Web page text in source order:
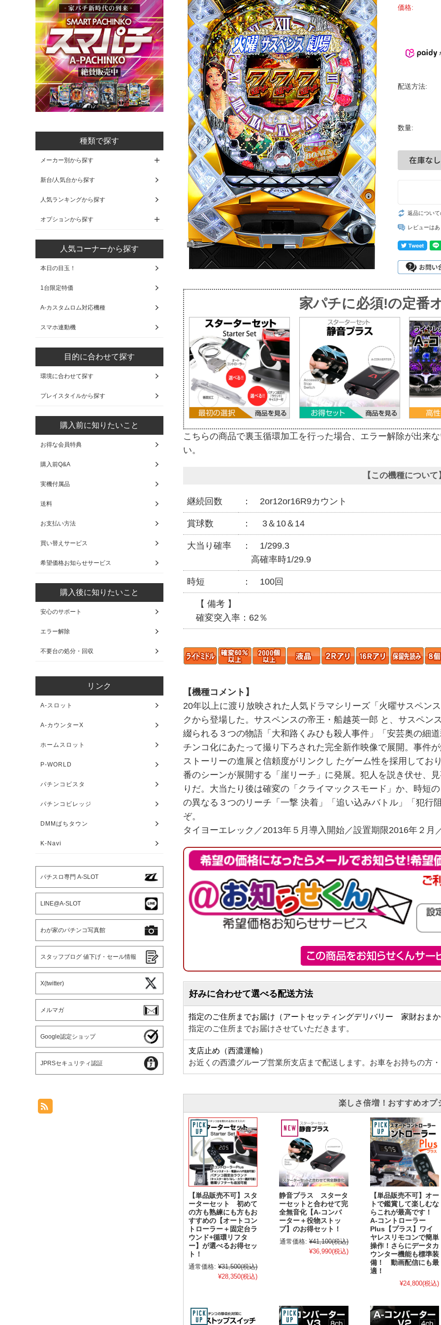
価格:
配送方法:
数量:
返品につい
レビューは
家パチに必須!の定番
こちらの商品で裏玉循環加工を行った場合、エラー解除が出来
い。
【この機種について
継続回数 2or12or16R9カウント
賞球数 3＆10＆14
大当り確率
1/299.3
高確率時1/29.9
時短 100回
【 備考 】
確変突入率：62％
【機種コメント】
20年以上に渡り放映された人気ドラマシリーズ「火曜サスペン
クから登場した。サスペンスの帝王・船越英一郎 と、サスペン
綴られる３つの物語「大和路くみひも殺人事件」「安芸奥の細
チンコ化にあたって撮り下ろされた完全新作映像で展開。事件
ストーリーの進展と信頼度がリンクし たゲーム性を採用してお
番のシーンが展開する「崖リーチ」に発展。犯人を説き伏せ、
りだ。大当たり後は確変の「クライマックスモード」か、時短
の異なる３つのリーチ「一撃 決着」「追い込みバトル」「犯行
ぞ。
タイヨーエレック／2013年５月導入開始／設置期限2016年２月
好みに合わせて選べる配送方法
指定のご住所までお届け（アートセッティングデリバリー 家財おま
指定のご住所までお届けさせていただきます。
支店止め（西濃運輸）
お近くの西濃グループ営業所支店まで配送します。お車をお持ちの方
楽しさ倍増！おすすめオプ
【単品販売不可】スタ
ーターセット 初めて
の方も熟練にも方もお
すすめの【オートコン
トローラー＋固定台ラ
ウンド+循環リフタ
ー】が選べるお得セッ
ト！
通常価格: ¥31,500(税込)
¥28,350(税込)
静音プラス スタータ
ーセットと合わせて完
全無音化【A-コンバ
ーター＋役物ストッ
プ】のお得セット！
通常価格: ¥41,100(税込)
¥36,990(税込)
【単品販売不可】オー
トで鑑賞して楽しむな
らこれが最高です！
A-コントローラー
Plus【プラス】ワイ
ヤレスリモコンで簡単
操作！さらにデータカ
ウンター機能も標準装
備！ 動画配信にも最
適！
¥24,800(税込)
種類で探す
メーカー別から探す
新台/人気台から探す
人気ランキングから探す
オプションから探す
人気コーナーから探す
本日の目玉！
1台限定特価
A-カスタムロム対応機種
スマホ連動機
目的に合わせて探す
環境に合わせて探す
プレイスタイルから探す
購入前に知りたいこと
お得な会員特典
購入前Q&A
実機付属品
送料
お支払い方法
買い替えサービス
希望価格お知らせサービス
購入後に知りたいこと
安心のサポート
エラー解除
不要台の処分・回収
リンク
A-スロット
A-カウンターX
ホームスロット
P-WORLD
パチンコビスタ
パチンコビレッジ
DMMぱちタウン
K-Navi
パチスロ専門 A-SLOT
LINE@A-SLOT
わが家のパチンコ写真館
スタッフブログ 値下げ・セール情報
X(twitter)
メルマガ
Google認定ショップ
JPRSセキュリティ認証